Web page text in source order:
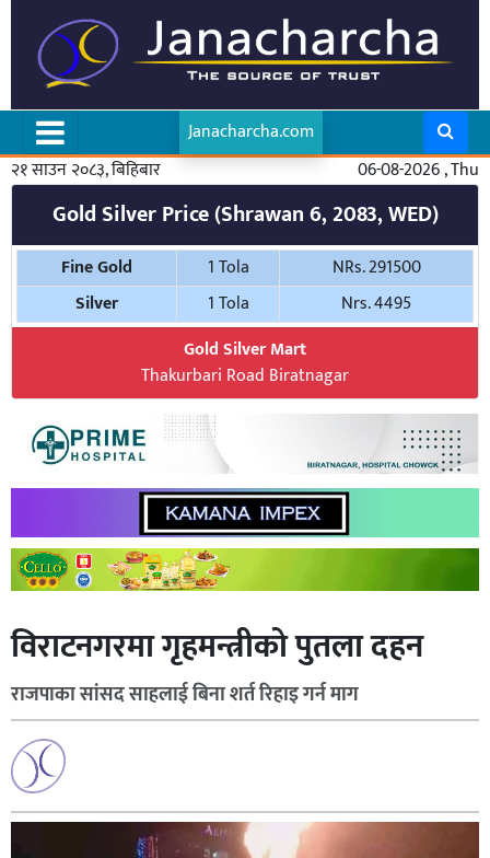
Janacharcha.com
२१ साउन २०८३, बिहिबार
06-08-2026 , Thu
Gold Silver Price (Shrawan 6, 2083, WED)
Fine Gold 1 Tola
NRs. 291500
Silver
1 Tola
Nrs. 4495
Gold Silver Mart
Thakurbari Road Biratnagar
विराटनगरमा गृहमन्त्रीको पुतला दहन
राजपाका सांसद साहलाई बिना शर्त रिहाइ गर्न माग